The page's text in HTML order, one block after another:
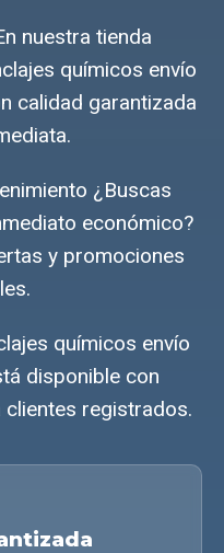
nuestra tienda
químicos envío
calidad garantizada
¿Buscas
económico?
y promociones
químicos envío
disponible con
registrados.